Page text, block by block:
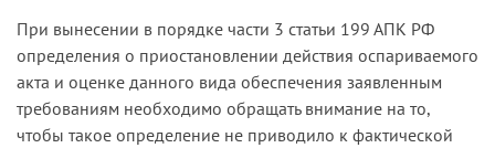
При вынесении в порядке части 3 статьи 199 АПК РФ
опреде­ления о приостановлении действия оспариваемого
акта и оценке данного вида обеспечения заявленным
требованиям необходимо обращать внимание на то,
чтобы такое определение не приводило к фактической